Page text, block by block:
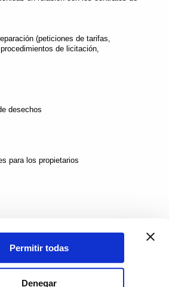
Permitir todas
Denegar
(peticiones de tarifas,
de licitación,
desechos
para los propietarios
propietarios individuales
de reuniones de propietarios